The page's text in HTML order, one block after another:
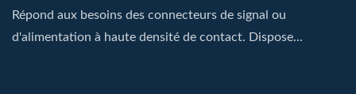
Répond aux besoins des connecteurs de signal ou
d'alimentation à haute densité de contact. Dispose...